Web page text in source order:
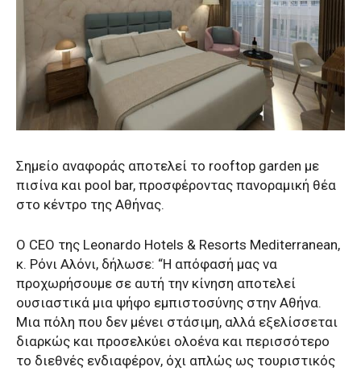
Σημείο αναφοράς αποτελεί το rooftop garden με
πισίνα και pool bar, προσφέροντας πανοραμική θέα
στο κέντρο της Αθήνας.
Ο CEO της Leonardo Hotels & Resorts Mediterranean,
κ. Ρόνι Αλόνι, δήλωσε: “Η απόφασή μας να
προχωρήσουμε σε αυτή την κίνηση αποτελεί
ουσιαστικά μια ψήφο εμπιστοσύνης στην Αθήνα.
Μια πόλη που δεν μένει στάσιμη, αλλά εξελίσσεται
διαρκώς και προσελκύει ολοένα και περισσότερο
το διεθνές ενδιαφέρον, όχι απλώς ως τουριστικός